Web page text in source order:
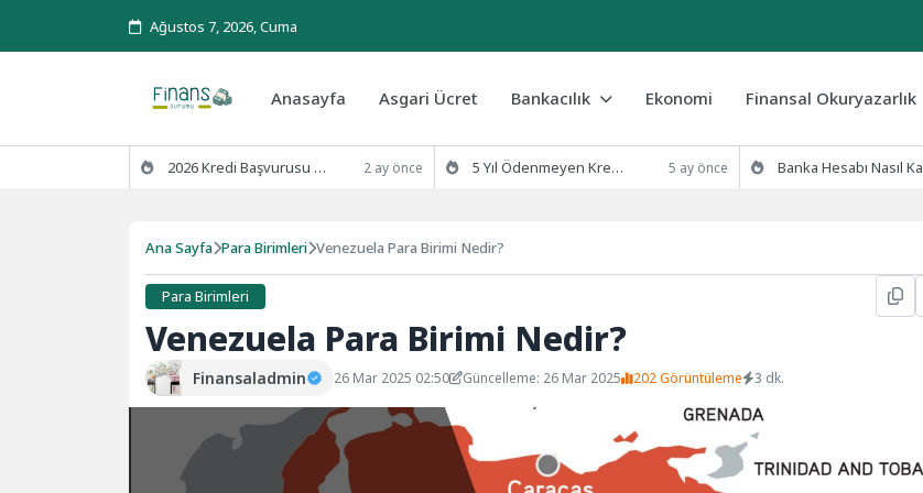
Ağustos 7, 2026, Cuma
Anasayfa Asgari Ücret Bankacılık Ekonomi Finansal Okuryazarlık
2026 Kredi Başvurusu Kaç Günde Sonuçlanır? 2 ay önce 5 Yıl Ödenmeyen Kredi Borcu Silinir mi? 2026 Yasal Süreç ve Çözümler 5 ay önce Banka Hesabı Nasıl Kapatılır? (Şubeye Gitmeden E-Devlet ve Mobil Yöntemler)
Ana Sayfa Para Birimleri Venezuela Para Birimi Nedir?
Para Birimleri
Venezuela Para Birimi Nedir?
Finansaladmin 26 Mar 2025 02:50 Güncelleme: 26 Mar 2025 202 Görüntüleme 3 dk.